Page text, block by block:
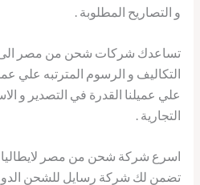
و التصاريح المطلوبة .
تساعدك شركات شحن من مصر الى
التكاليف و الرسوم المترتبه علي
علي عميلنا القدرة في التصدير و
التجارية .
اسرع شركة شحن من مصر لايطاليا
تضمن لك شركة رسايل للشحن